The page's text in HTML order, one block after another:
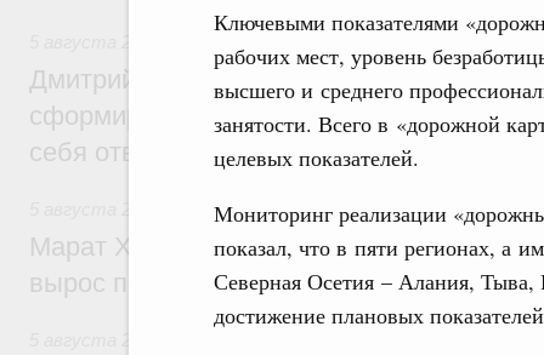
Ключевыми показателями
рабочих мест, уровень
высшего и среднего
занятости. Всего в «дорожной
целевых показателей.
Мониторинг реализации
показал, что в пяти регионах, а
Северная Осетия – Алания, Тыва,
достижение плановых
Дмитрий Чернышенко: Всемирный
сформировал целое сообщество людей,
себя ответственность за будущее
Национальный проект «Инфраструктура
Марат Хуснуллин: Ввод нежилых зданий
вырос почти на треть